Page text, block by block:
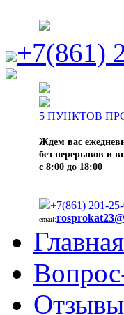
+7(861)
5 ПУНКТОВ
Ждем вас
без перерывов и
с 8:00 до 18:00
+7(861) 201-25-
email:
Главная
Отзывы